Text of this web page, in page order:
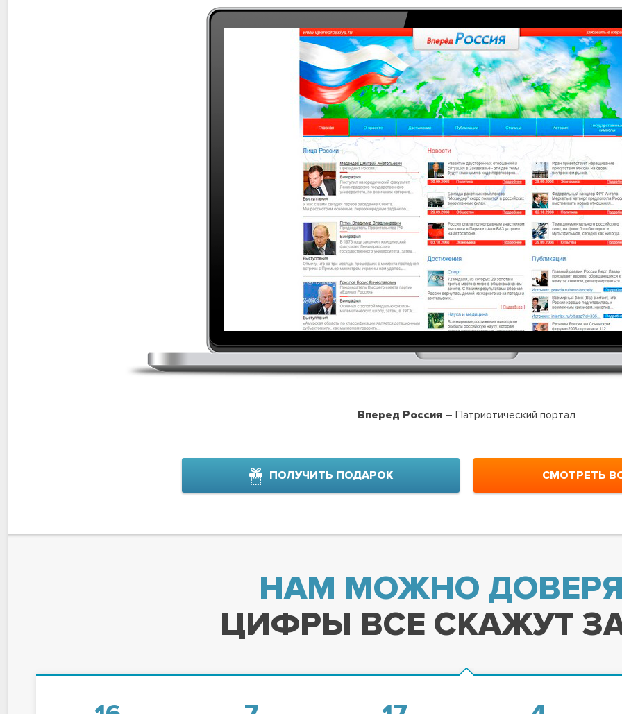
Вперед Россия – Патриотический портал
ПОЛУЧИТЬ ПОДАРОК СМОТРЕТЬ
НАМ МОЖНО
ЦИФРЫ ВСЕ СКАЖУТ